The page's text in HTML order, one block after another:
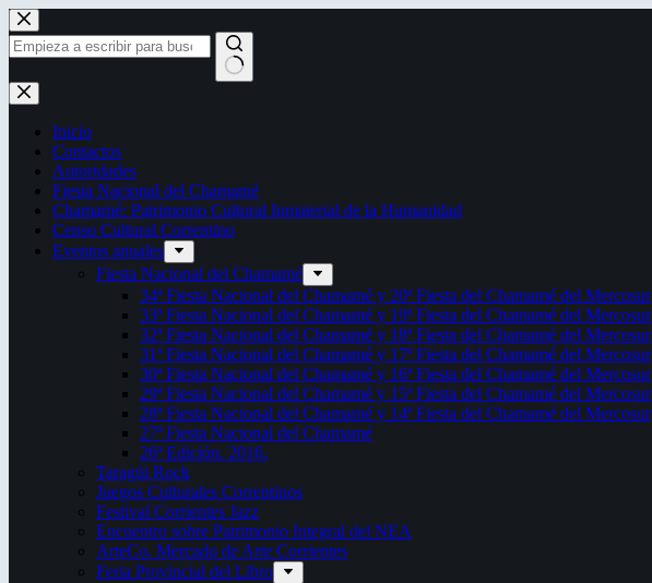
Saltar
al
contenido
Sin
resultados
Inicio
Contactos
Autoridades
Fiesta Nacional del Chamamé
Chamamé: Patrimonio Cultural Inmaterial de la Humanidad
Censo Cultural Correntino
Eventos anuales
Fiesta Nacional del Chamamé
34ª Fiesta Nacional del Chamamé y 20ª Fiesta del Chamamé del Mercosur
33ª Fiesta Nacional del Chamamé y 19ª Fiesta del Chamamé del Mercosur
32ª Fiesta Nacional del Chamamé y 18ª Fiesta del Chamamé del Mercosur
31ª Fiesta Nacional del Chamamé y 17ª Fiesta del Chamamé del Mercosur
30ª Fiesta Nacional del Chamamé y 16ª Fiesta del Chamamé del Mercosur
29ª Fiesta Nacional del Chamamé y 15ª Fiesta del Chamamé del Mercosur
28ª Fiesta Nacional del Chamamé y 14ª Fiesta del Chamamé del Mercosur
27ª Fiesta Nacional del Chamamé
26ª Edición. 2016.
Taragüi Rock
Juegos Culturales Correntinos
Festival Corrientes Jazz
Encuentro sobre Patrimonio Integral del NEA
ArteCo. Mercado de Arte Corrientes
Feria Provincial del Libro